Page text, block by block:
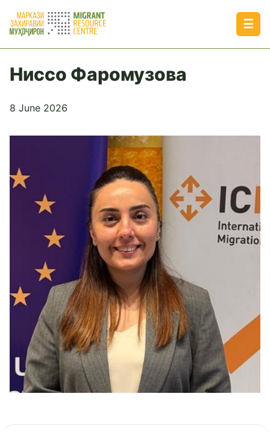
☰
Ниссо Фаромузова
8 June 2026